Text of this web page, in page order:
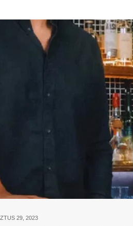
29, 2023